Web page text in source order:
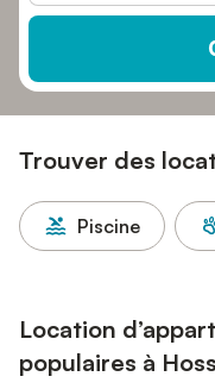
Trouver des
Piscine
Location
populaires à